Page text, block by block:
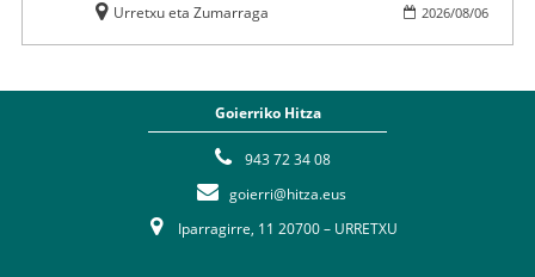
2026/08/06
Urretxu eta Zumarraga
Goierriko Hitza
943 72 34 08
goierri@hitza.eus
Iparragirre, 11 20700 – URRETXU